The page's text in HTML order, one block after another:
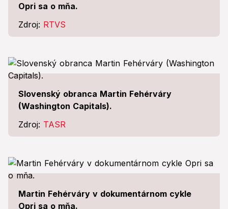
Opri sa o mňa.
Zdroj: RTVS
Slovenský obranca Martin Fehérváry
(Washington Capitals).
Zdroj: TASR
Martin Fehérváry v dokumentárnom cykle
Opri sa o mňa.